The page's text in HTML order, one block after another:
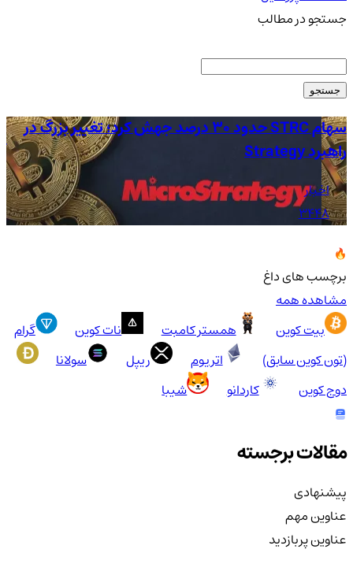
جستجو در مطالب
جستجو
سهام STRC حدود 30 درصد جهش کرد؛ تغییر بزرگ در
راهبرد Strategy
اخبار
3448
برچسب های داغ
مشاهده همه
بیت کوین
همستر کامبت نات کوین
گرام
(تون کوین سابق)
اتریوم ریپل
سولانا
دوج کوین
کاردانو شیبا
مقالات برجسته
پیشنهادی
عناوین مهم
عناوین پربازدید